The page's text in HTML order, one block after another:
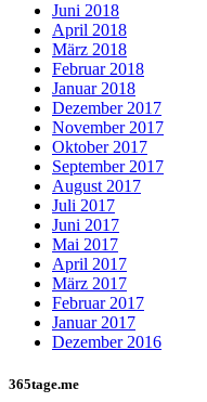
Juni 2018
April 2018
März 2018
Februar 2018
Januar 2018
Dezember 2017
November 2017
Oktober 2017
September 2017
August 2017
Juli 2017
Juni 2017
Mai 2017
April 2017
März 2017
Februar 2017
Januar 2017
Dezember 2016
365tage.me